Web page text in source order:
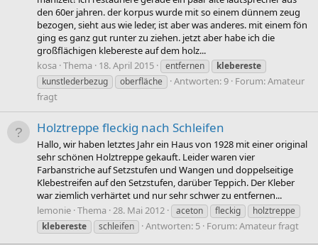
den 60er jahren. der korpus wurde mit so einem dünnem zeug
bezogen, sieht aus wie leder, ist aber was anderes. mit einem fön
ging es ganz gut runter zu ziehen. jetzt aber habe ich die
großflächigen klebereste auf dem holz...
kosa Thema 18. April 2015 entfernen
klebereste
kunstlederbezug
oberfläche Antworten: 9 Forum:Amateur
fragt
Holztreppe fleckig nach Schleifen
Hallo, wir haben letztes Jahr ein Haus von 1928 mit einer original
sehr schönen Holztreppe gekauft. Leider waren vier
Farbanstriche auf Setzstufen und Wangen und doppelseitige
Klebestreifen auf den Setzstufen, darüber Teppich. Der Kleber
war ziemlich verhärtet und nur sehr schwer zu entfernen...
lemonie Thema 28. Mai 2012 aceton fleckig
holztreppe
klebereste
schleifen Antworten: 5 Forum:Amateur fragt